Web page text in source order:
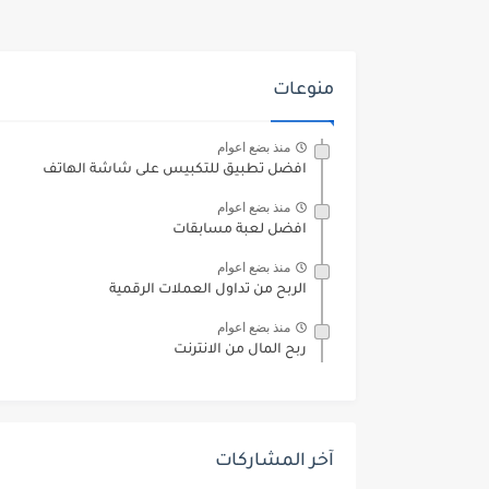
منوعات
منذ بضع اعوام
افضل تطبيق للتكبيس على شاشة الهاتف
منذ بضع اعوام
افضل لعبة مسابقات
منذ بضع اعوام
الربح من تداول العملات الرقمية
منذ بضع اعوام
ربح المال من الانترنت
آخر المشاركات